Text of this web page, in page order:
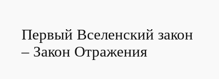
Первый Вселенский закон
– Закон Отражения